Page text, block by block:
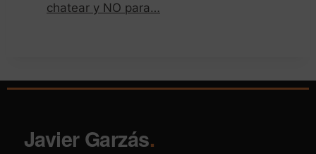
chatear y NO para…
Javier Garzás.